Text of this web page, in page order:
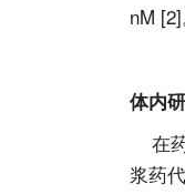
nM [2]
体内
在
浆药